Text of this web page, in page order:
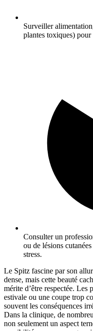
Surveiller
plantes toxiques)
Consulter un
ou de lésions
stress.
Le Spitz fascine par son
dense, mais cette beauté
mérite d’être respectée. Les
estivale ou une coupe trop
souvent les conséquences
Dans la clinique, de
non seulement un aspect